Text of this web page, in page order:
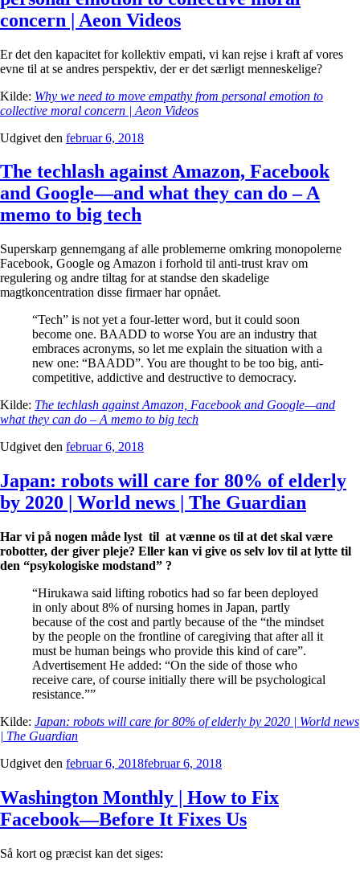
concern | Aeon Videos
Er det den kapacitet for kollektiv empati, vi kan rejse i kraft af vores
evne til at se andres perspektiv, der er det særligt menneskelige?
Kilde: Why we need to move empathy from personal emotion to
collective moral concern | Aeon Videos
Udgivet den februar 6, 2018
The techlash against Amazon, Facebook
and Google—and what they can do – A
memo to big tech
Superskarp gennemgang af alle problemerne omkring monopolerne
Facebook, Google og Amazon i forhold til anti-trust krav om
regulering og andre tiltag for at standse den skadelige
magtkoncentration disse firmaer har opnået.
“Tech” is not yet a four-letter word, but it could soon
become one. BAADD to worse You are an industry that
embraces acronyms, so let me explain the situation with a
new one: “BAADD”. You are thought to be too big, anti-
competitive, addictive and destructive to democracy.
Kilde: The techlash against Amazon, Facebook and Google—and
what they can do – A memo to big tech
Udgivet den februar 6, 2018
Japan: robots will care for 80% of elderly
by 2020 | World news | The Guardian
Har vi på nogen måde lyst til at vænne os til at det skal være
robotter, der giver pleje? Eller kan vi give os selv lov til at lytte til
den “psykologiske modstand” ?
“Hirukawa said lifting robotics had so far been deployed
in only about 8% of nursing homes in Japan, partly
because of the cost and partly because of the “the mindset
by the people on the frontline of caregiving that after all it
must be human beings who provide this kind of care”.
Advertisement He added: “On the side of those who
receive care, of course initially there will be psychological
resistance.””
Kilde: Japan: robots will care for 80% of elderly by 2020 | World news
| The Guardian
Udgivet den februar 6, 2018februar 6, 2018
Washington Monthly | How to Fix
Facebook—Before It Fixes Us
Så kort og præcist kan det siges: